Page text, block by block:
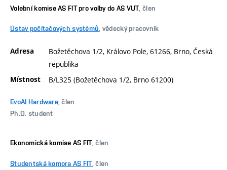
Volební komise AS FIT pro volby do AS VUT, člen
Ústav počítačových systémů , vědecký pracovník
Adresa
Božetěchova 1/2, Královo Pole, 61266, Brno, Česká
republika
Místnost B/L325 (Božetěchova 1/2, Brno 61200)
EvoAI Hardware, člen
Ph.D. student
Ekonomická komise AS FIT, člen
Studentská komora AS FIT, člen